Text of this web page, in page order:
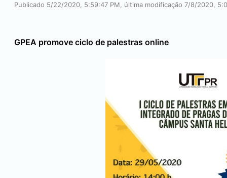
Publicado 5/22/2020, 5:59:47 PM, última modificação 7/8/2020,
GPEA promove ciclo de palestras online